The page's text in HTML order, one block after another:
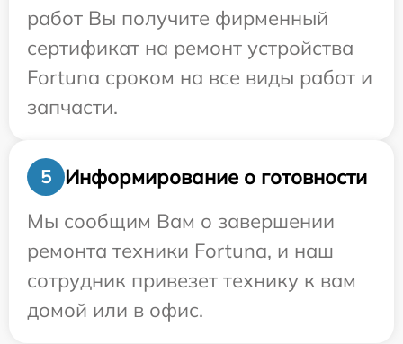
работ Вы получите фирменный
сертификат на ремонт устройства
Fortuna сроком на все виды работ и
запчасти.
5
Информирование о готовности
Мы сообщим Вам о завершении
ремонта техники Fortuna, и наш
сотрудник привезет технику к вам
домой или в офис.